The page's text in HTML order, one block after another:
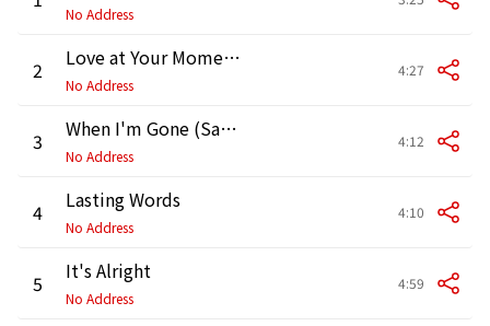
No Address
2 Love at Your Momentum
No Address
4:27
3 When I'm Gone (Sadie)
No Address
4:12
4 Lasting Words
No Address
4:10
5 It's Alright
No Address
4:59